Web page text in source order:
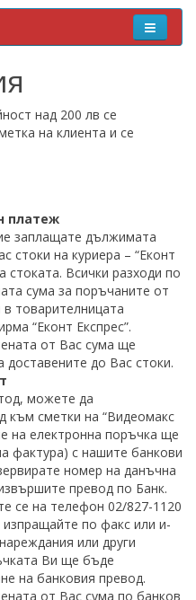
над 200 лв се
на клиента и се
платеж
заплащате дължимата
стоки на куриера – “Еконт
стоката. Всички разходи по
сума за поръчаните от
товарителницата
“Еконт Експрес”.
от Вас сума ще
доставените до Вас стоки.
можете да
към сметки на “Видеомакс
на електронна поръчка ще
фактура) с нашите банкови
номер на данъчна
превод по Банк.
се на телефон 02/827-1120
по факс или и-
или други
Ви ще бъде
на банковия превод.
от Вас сума по банков